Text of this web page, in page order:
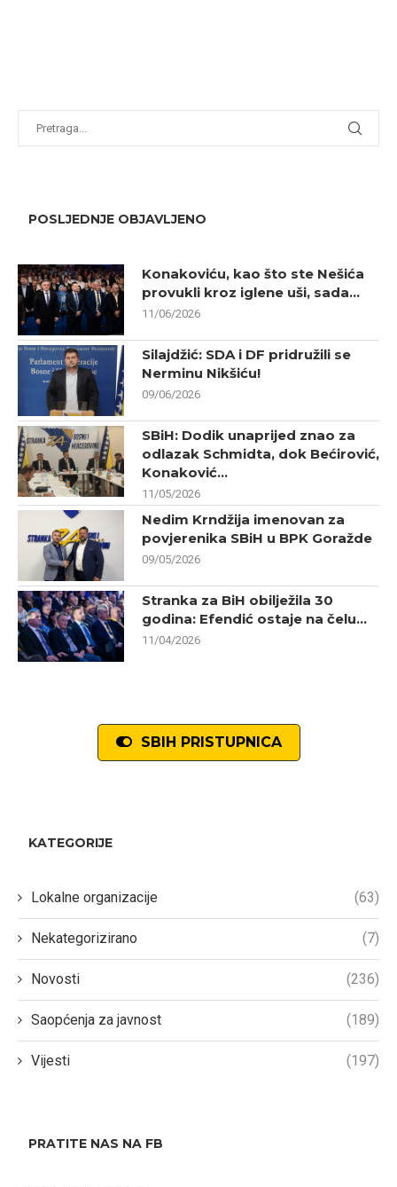
POSLJEDNJE OBJAVLJENO
Konakoviću, kao što ste Nešića
provukli kroz iglene uši, sada...
11/06/2026
Silajdžić: SDA i DF pridružili se
Nerminu Nikšiću!
09/06/2026
SBiH: Dodik unaprijed znao za
odlazak Schmidta, dok Bećirović,
Konaković...
11/05/2026
Nedim Krndžija imenovan za
povjerenika SBiH u BPK Goražde
09/05/2026
Stranka za BiH obilježila 30
godina: Efendić ostaje na čelu...
11/04/2026
SBIH PRISTUPNICA
KATEGORIJE
Lokalne organizacije (63)
Nekategorizirano (7)
Novosti (236)
Saopćenja za javnost (189)
Vijesti (197)
PRATITE NAS NA FB